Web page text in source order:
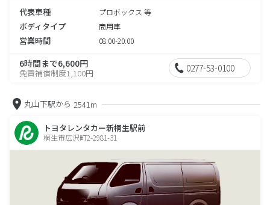
代表車種 プロボックス 等
ボディタイプ 商用車
営業時間 08:00-20:00
6時間まで6,600円
免責補償制度1,100円 0277-53-0100
丸山下駅から 2541m
トヨタレンタカー新桐生駅前
桐生市広沢町2-2981-31